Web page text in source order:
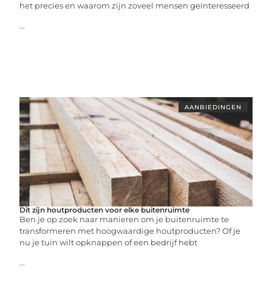
het precies en waarom zijn zoveel mensen geïnteresseerd
...
AANBIEDINGEN
Dit zijn houtproducten voor elke buitenruimte
Ben je op zoek naar manieren om je buitenruimte te
transformeren met hoogwaardige houtproducten? Of je
nu je tuin wilt opknappen of een bedrijf hebt
...